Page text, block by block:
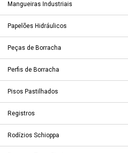
Mangueiras Industriais
Papelões Hidráulicos
Peças de Borracha
Perfis de Borracha
Pisos Pastilhados
Registros
Rodízios Schioppa